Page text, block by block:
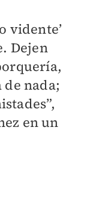
vidente’
Dejen
nada;
en un